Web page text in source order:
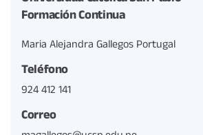
Formación Continua
Maria Alejandra Gallegos Portugal
Teléfono
924 412 141
Correo